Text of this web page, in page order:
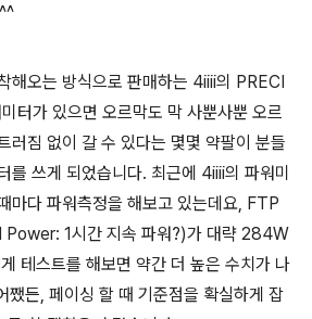
해오는 방식으로 판매하는 4iiii의 PRECI
터가 있으면 오르막도 막 사뿐사뿐 오르
러짐 없이 갈 수 있다는 몇몇 약팔이 분들
를 쓰게 되었습니다. 최근에 4iiii의 파워미
마다 파워측정을 해보고 있는데요, FTP
1시간 지속 파워?)가 대략 284W
테스트를 해보면 약간 더 높은 수치가 나
쨌든, 페이싱 할 때 기준점을 확실하게 잡